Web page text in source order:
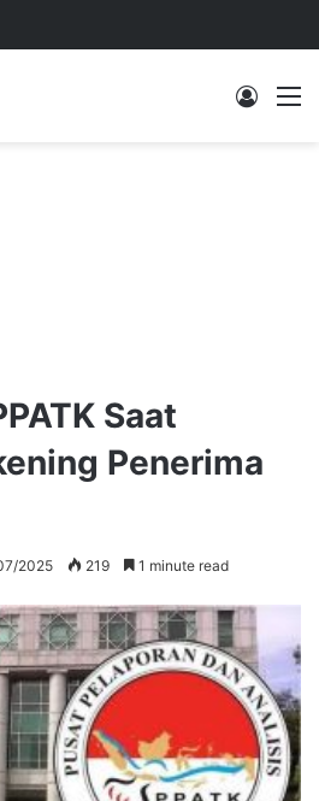
Log In
Saat
Penerima
2025 219 1 minute read